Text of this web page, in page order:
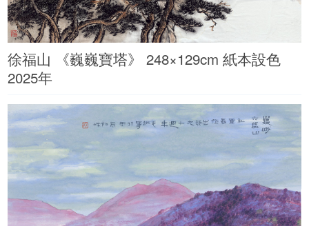
徐福山 《巍巍寶塔》 248×129cm 紙本設色
2025年